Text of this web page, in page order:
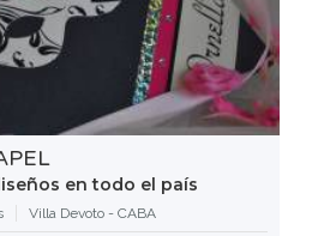
en todo el país
Villa Devoto - CABA